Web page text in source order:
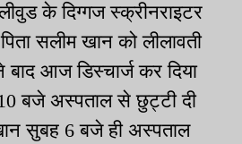
के दिग्गज स्क्रीनराइटर
सलीम खान को लीलावती
आज डिस्चार्ज कर दिया
बजे अस्पताल से छुट्टी दी
सुबह 6 बजे ही अस्पताल